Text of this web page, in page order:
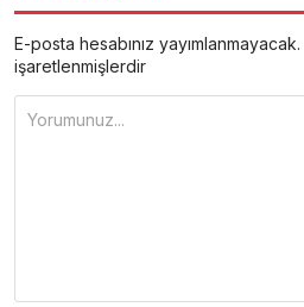
E-posta hesabınız yayımlanmayacak.
işaretlenmişlerdir